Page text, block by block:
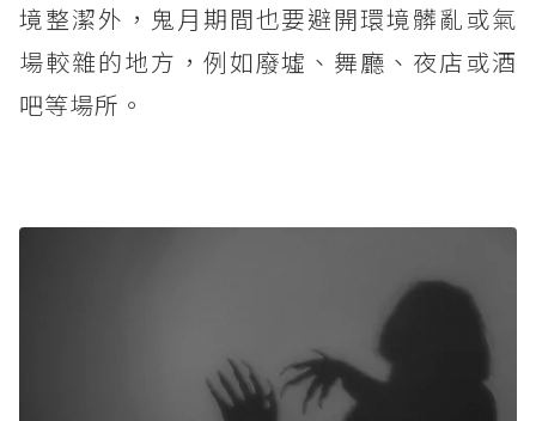
境整潔外，鬼月期間也要避開環境髒亂或氣
場較雜的地方，例如廢墟、舞廳、夜店或酒
吧等場所。